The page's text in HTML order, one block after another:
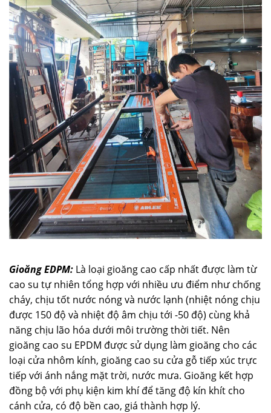
Gioăng EDPM: Là loại gioăng cao cấp nhất được làm từ
cao su tự nhiên tổng hợp với nhiều ưu điểm như chống
cháy, chịu tốt nước nóng và nước lạnh (nhiệt nóng chịu
được 150 độ và nhiệt độ âm chịu tới -50 độ) cùng khả
năng chịu lão hóa dưới môi trường thời tiết. Nên
gioăng cao su EPDM được sử dụng làm gioăng cho các
loại cửa nhôm kính, gioăng cao su cửa gỗ tiếp xúc trực
tiếp với ánh nắng mặt trời, nước mưa. Gioăng kết hợp
đồng bộ với phụ kiện kim khí để tăng độ kín khít cho
cánh cửa, có độ bền cao, giá thành hợp lý.